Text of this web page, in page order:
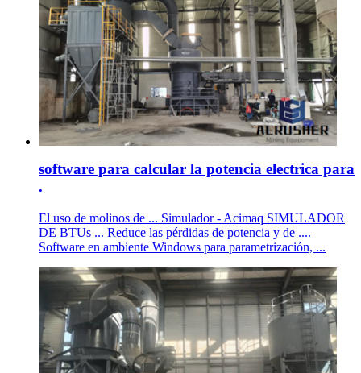
software para calcular la potencia electrica para
.
El uso de molinos de ... Simulador - Acimaq SIMULADOR
DE BTUs ... Reduce las pérdidas de potencia y de ....
Software en ambiente Windows para parametrización, ...